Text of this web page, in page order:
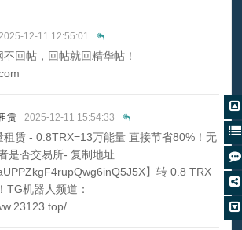
12-11 12:55:01
不回帖，回帖就回精华帖！
赁 2025-12-11 15:54:33
租赁 - 0.8TRX=13万能量 直接节省80%！无
是否交易所- 复制地址
】转 0.8 TRX
TG机器人频道：